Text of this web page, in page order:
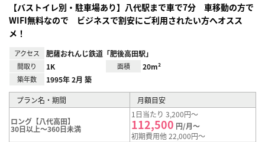
【バストイレ別・駐車場あり】八代駅まで車で7分 車移動の方で
WIFI無料なので ビジネスで割安にご利用されたい方へオスス
メ！
アクセス 肥薩おれんじ鉄道「肥後高田駅」
間取り 1K 面積 20m²
築年数 1995年 2月 築
プラン名・期間 月額目安
ロング【八代高田】
30日以上～360日未満
1日当たり 3,200円～
112,500 円/月～
初期費用他 22,000円～